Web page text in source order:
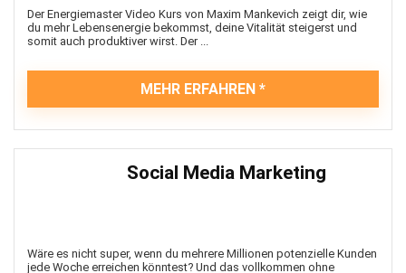
Der Energiemaster Video Kurs von Maxim Mankevich zeigt dir, wie
du mehr Lebensenergie bekommst, deine Vitalität steigerst und
somit auch produktiver wirst. Der ...
MEHR ERFAHREN
Social Media Marketing
Wäre es nicht super, wenn du mehrere Millionen potenzielle Kunden
jede Woche erreichen könntest? Und das vollkommen ohne